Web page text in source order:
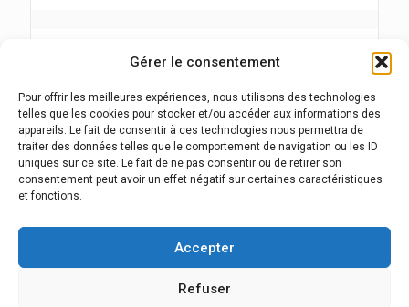
Gérer le consentement
Pour offrir les meilleures expériences, nous utilisons des technologies
telles que les cookies pour stocker et/ou accéder aux informations des
appareils. Le fait de consentir à ces technologies nous permettra de
traiter des données telles que le comportement de navigation ou les ID
uniques sur ce site. Le fait de ne pas consentir ou de retirer son
consentement peut avoir un effet négatif sur certaines caractéristiques
et fonctions.
Accepter
Refuser